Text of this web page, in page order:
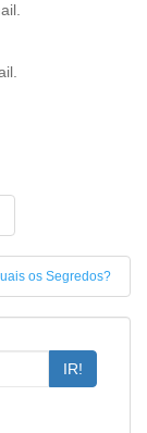
os Segredos?
IR!